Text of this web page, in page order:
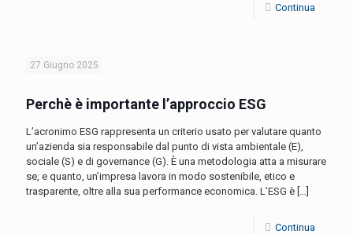
Continua
27 Giugno 2025
Perchè è importante l’approccio ESG
L’acronimo ESG rappresenta un criterio usato per valutare quanto
un’azienda sia responsabile dal punto di vista ambientale (E),
sociale (S) e di governance (G). È una metodologia atta a misurare
se, e quanto, un’impresa lavora in modo sostenibile, etico e
trasparente, oltre alla sua performance economica. L’ESG è
Continua